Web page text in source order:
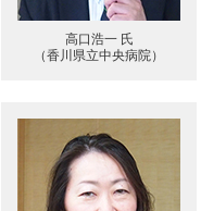
高口浩一 氏
（香川県立中央病院）